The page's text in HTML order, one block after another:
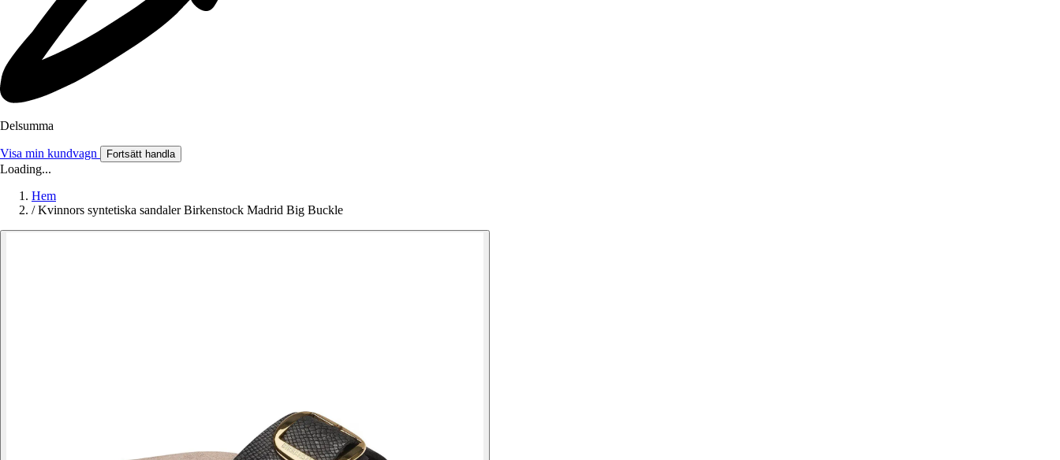
Delsumma
Visa min kundvagn Fortsätt handla
Loading...
Hem
/ Kvinnors syntetiska sandaler Birkenstock Madrid Big Buckle